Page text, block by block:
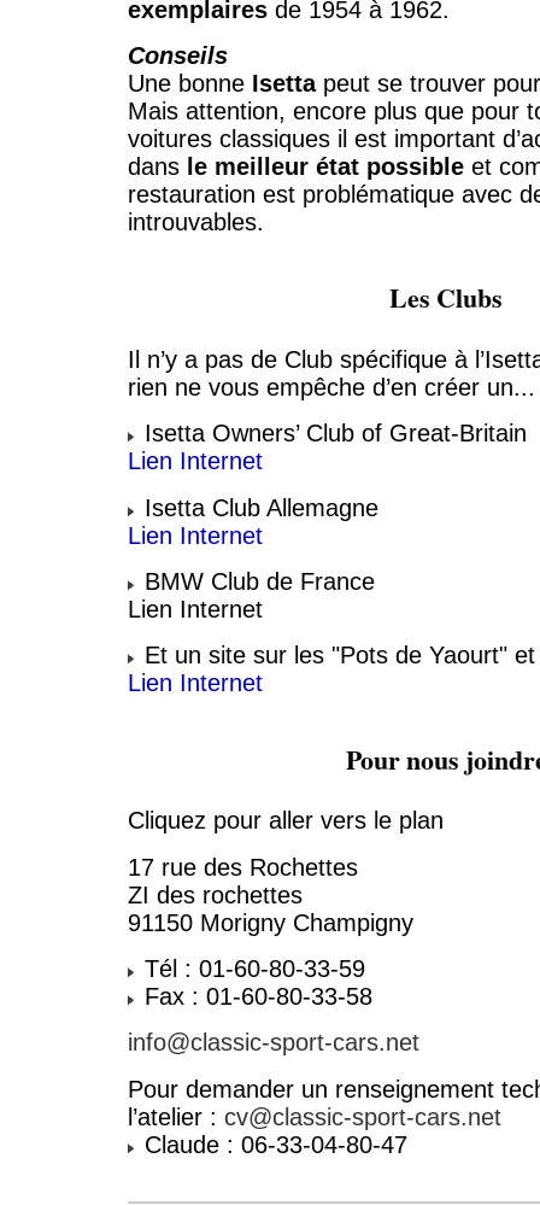
exemplaires de 1954 à 1962.
Conseils
Une bonne Isettapeut se trouver
Mais attention, encore plus que pour
voitures classiques il est important
dans le meilleur état possible et
restauration est problématique avec
introuvables.
Les Clubs
Il n’y a pas de Club spécifique à
rien ne vous empêche d’en créer un...
Isetta Owners’ Club of Great-Britain
Lien Internet
Isetta Club Allemagne
Lien Internet
BMW Club de France
Lien Internet
Et un site sur les "Pots de Yaourt"
Lien Internet
Pour nous
Cliquez pour aller vers le plan
17 rue des Rochettes
ZI des rochettes
91150 Morigny Champigny
Tél : 01-60-80-33-59
Fax : 01-60-80-33-58
info@classic-sport-cars.net
Pour demander un renseignement
l’atelier : cv@classic-sport-cars.net
Claude : 06-33-04-80-47